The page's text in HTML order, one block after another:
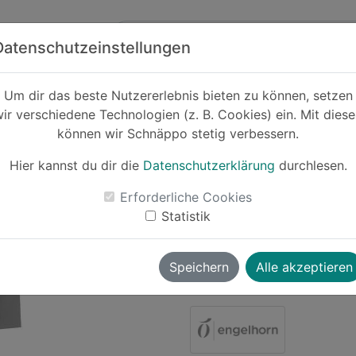
Um dir das beste Nutzererlebnis bieten zu können, setzen
verschiedene Technologien (z. B. Cookies) ein. Mit
können wir Schnäppo stetig verbessern.
Hier kannst du dir die Datenschutzerklärung durchlesen.
Erforderliche Cookies
Statistik
Speichern Alle akzeptieren
-34%
Calvin